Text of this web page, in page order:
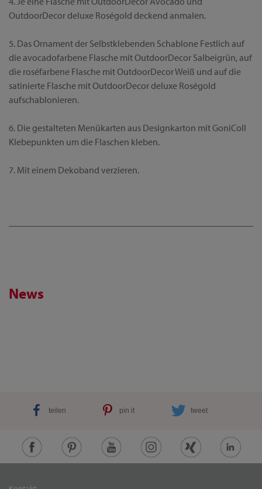
OutdoorDecor deluxe Roségold deckend anmalen.
5. Das Ornament der Selbstklebenden Schablone Festlich auf
die avocadofarbene Flasche mit OutdoorDecor Salbeigrün, auf
die roséfarbene Flasche mit OutdoorDecor Weiß und auf die
satinierte Flasche mit OutdoorDecor deluxe Roségold
aufschablonieren.
6. Die gestalteten Menükarten aus Designkarton mit GoniColl
Klebepunkten um die Flaschen kleben.
7. Mit einem Dekoband verzieren.
News
teilen pin it tweet